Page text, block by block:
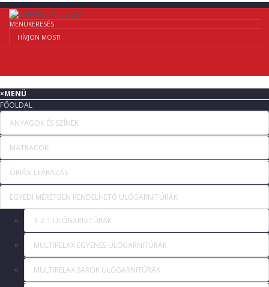
MENÜKERESÉS
HÍVJON MOST!
×MENÜ
FŐOLDAL
ANYAGOK ÉS SZÍNEK
MATRACOK
ÓRIÁSI LEÁRAZÁS
EGYEDI MÉRETBEN RENDELHETŐ ÜLŐGARNITÚRÁK
3-2-1 ÜLŐGARNITÚRÁK
MULTIRELAX EGYENES ÜLŐGARNITÚRÁK
MULTIRELAX SAROK ÜLŐGARNITÚRÁK